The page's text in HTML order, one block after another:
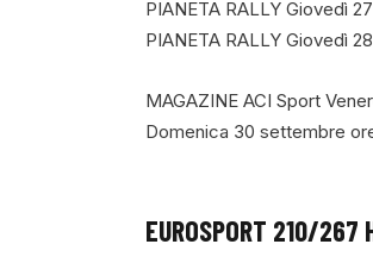
PIANETA RALLY Giovedì
PIANETA RALLY Giovedì
MAGAZINE ACI Sport
Domenica 30 settembre
EUROSPORT 210/267